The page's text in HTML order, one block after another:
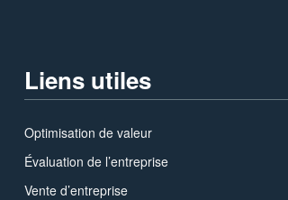
Liens utiles
Optimisation de valeur
Évaluation de l’entreprise
Vente d’entreprise